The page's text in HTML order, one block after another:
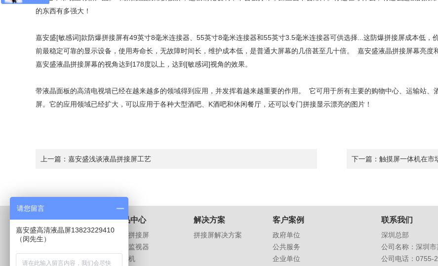
的东西有多强大！
嘉安盛[敏感词]款防爆拼接屏有49英寸8毫米连接器、55英寸8毫米连接器和55英寸3.5毫米连接器可供选择...这防爆拼接屏成本低
前最稳定可靠的显示设备，使用寿命长，无故障时间长，维护成本低，是普通大屏幕的几倍甚至几十倍。 嘉安盛液晶拼接屏幕亮度
嘉安盛液晶拼接屏幕的视角达到178度以上，达到[敏感词]视角的效果。
带液晶面板的高清电视墙已经在越来越多的领域得到应用，并发挥着越来越重要的作用。 它可用于所有主要的购物中心、运输站
屏。它的应用领域已经扩大，可以应用于各种大型酒吧、K酒吧和休闲餐厅，还可以专门拼接显示漂亮的图片！
上一篇： 嘉安盛浅谈液晶拼接屏工艺 下一篇： 触摸屏一体机在市
关于我们
公司介绍
企业文化
产品中心
液晶拼接屏
液晶监视器
广告机
解决方案
拼接屏解决方案
客户案例
政府单位
公共服务
企业单位
联系我们
深圳总部
公司名称：深圳
公司电话：0755-
请您留言
嘉安盛高清液晶屏13823229410
（闵先生）